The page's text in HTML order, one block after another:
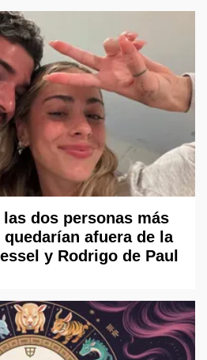
dos personas más
afuera de la
y Rodrigo de Paul